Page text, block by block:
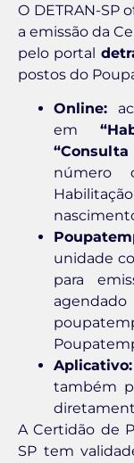
O DETRAN-SP
a emissão da
pelo portal
postos do
Online:
em
número
unidade
para
Aplicativo:
também
A Certidão de
SP tem